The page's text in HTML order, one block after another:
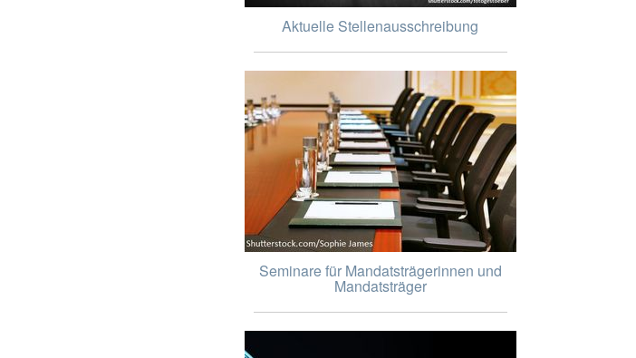
Aktuelle Stellenausschreibung
Seminare für Mandatsträgerinnen und
Mandatsträger